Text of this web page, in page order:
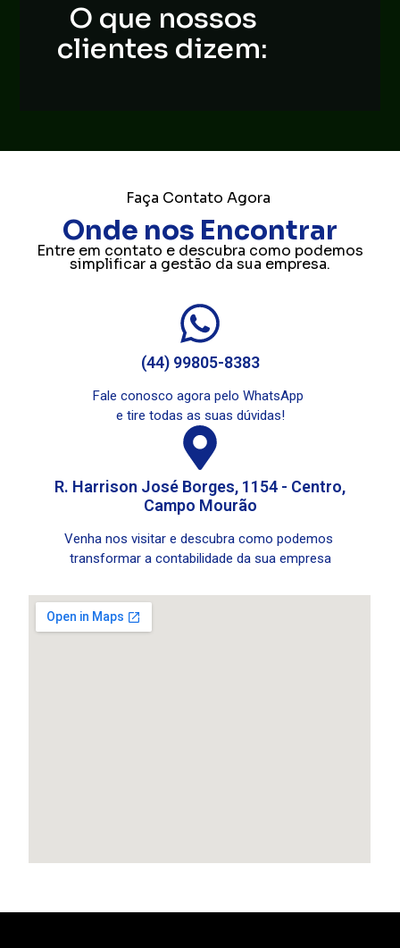
O que nossos
clientes dizem:
Faça Contato Agora
Onde nos Encontrar
Entre em contato e descubra como podemos
simplificar a gestão da sua empresa.
(44) 99805-8383
Fale conosco agora pelo WhatsApp
e tire todas as suas dúvidas!
R. Harrison José Borges, 1154 - Centro,
Campo Mourão
Venha nos visitar e descubra como podemos
transformar a contabilidade da sua empresa